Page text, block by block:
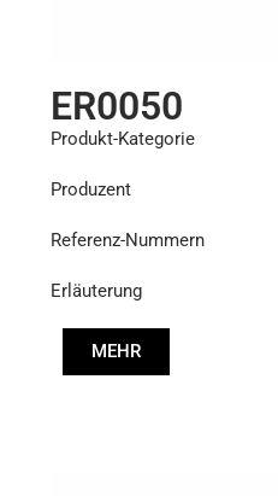
ER0050
Produkt-Kategorie
Produzent
Referenz-Nummern
Erläuterung
MEHR